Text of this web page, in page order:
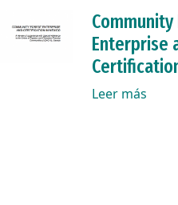
Community
Enterprise
Leer más